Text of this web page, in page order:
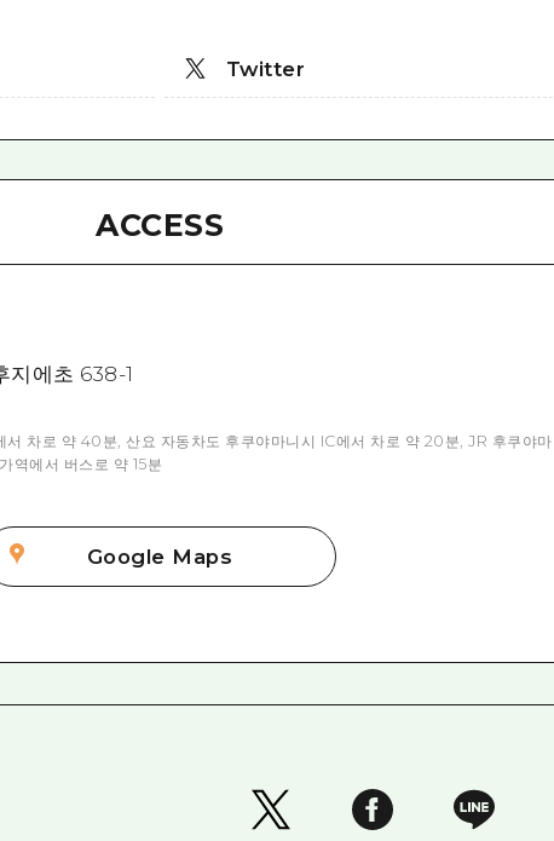
Twitter
ACCESS
지에초 638-1
서 차로 약 40분, 산요 자동차도 후쿠야마니시 IC에서 차로 약 20분, JR 후쿠야마
역에서 버스로 약 15분
Google Maps